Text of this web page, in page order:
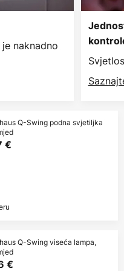
naknadno
Q-Swing podna svjetiljka
€
Q-Swing viseća lampa,
€